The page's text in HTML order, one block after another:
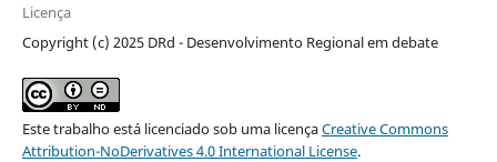
Licença
Copyright (c) 2025 DRd - Desenvolvimento Regional em debate
Este trabalho está licenciado sob uma licençaCreative Commons
Attribution-NoDerivatives 4.0 International License.